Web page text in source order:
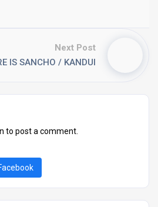
Next Post
IS SANCHO / KANDUI
to post a comment.